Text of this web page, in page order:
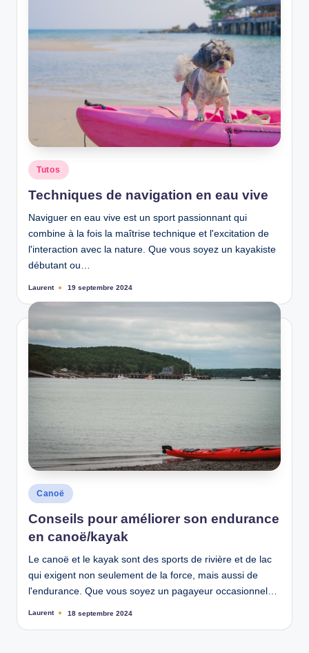
Posted
in
Tutos
Techniques de navigation en eau vive
Naviguer en eau vive est un sport passionnant qui
combine à la fois la maîtrise technique et l'excitation de
l'interaction avec la nature. Que vous soyez un kayakiste
débutant ou…
Ecrit
Laurent 19 septembre 2024
Posted
in
Canoë
Conseils pour améliorer son endurance
en canoë/kayak
Le canoë et le kayak sont des sports de rivière et de lac
qui exigent non seulement de la force, mais aussi de
l'endurance. Que vous soyez un pagayeur occasionnel…
Ecrit
Laurent 18 septembre 2024